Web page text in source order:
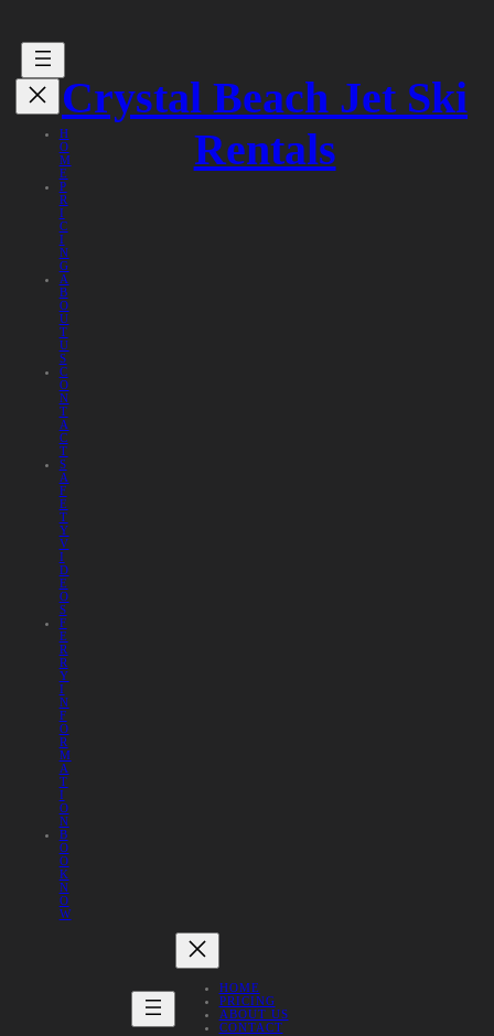
H
O
M
E
P
R
I
C
I
N
G
A
B
O
U
T
U
S
C
O
N
T
A
C
T
S
A
F
E
T
Y
V
I
D
E
O
S
F
E
R
R
Y
I
N
F
O
R
M
A
T
I
O
N
B
O
O
K
N
O
W
Crystal Beach Jet Ski
Rentals
HOME
PRICING
ABOUT US
CONTACT